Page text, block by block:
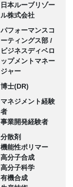
日本ルーブリゾー
ル株式会社
パフォーマンスコ
ーティングス部 /
ビジネスディベロ
ップメントマネー
ジャー
博士(DR)
マネジメント経験
者
事業開発経験者
分散剤
機能性ポリマー
高分子合成
高分子科学
有機合成